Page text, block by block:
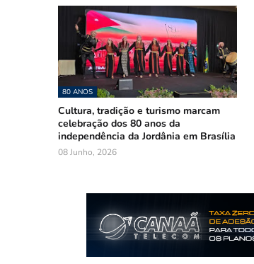
80 ANOS
Cultura, tradição e turismo marcam
celebração dos 80 anos da
independência da Jordânia em Brasília
08 Junho, 2026